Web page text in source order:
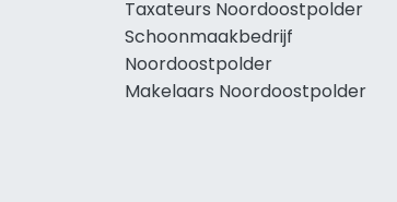
Taxateurs Noordoostpolder
Schoonmaakbedrijf
Noordoostpolder
Makelaars Noordoostpolder